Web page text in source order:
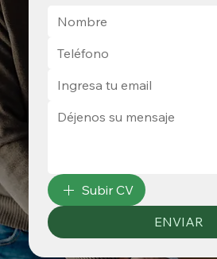
Subir CV
ENVIAR